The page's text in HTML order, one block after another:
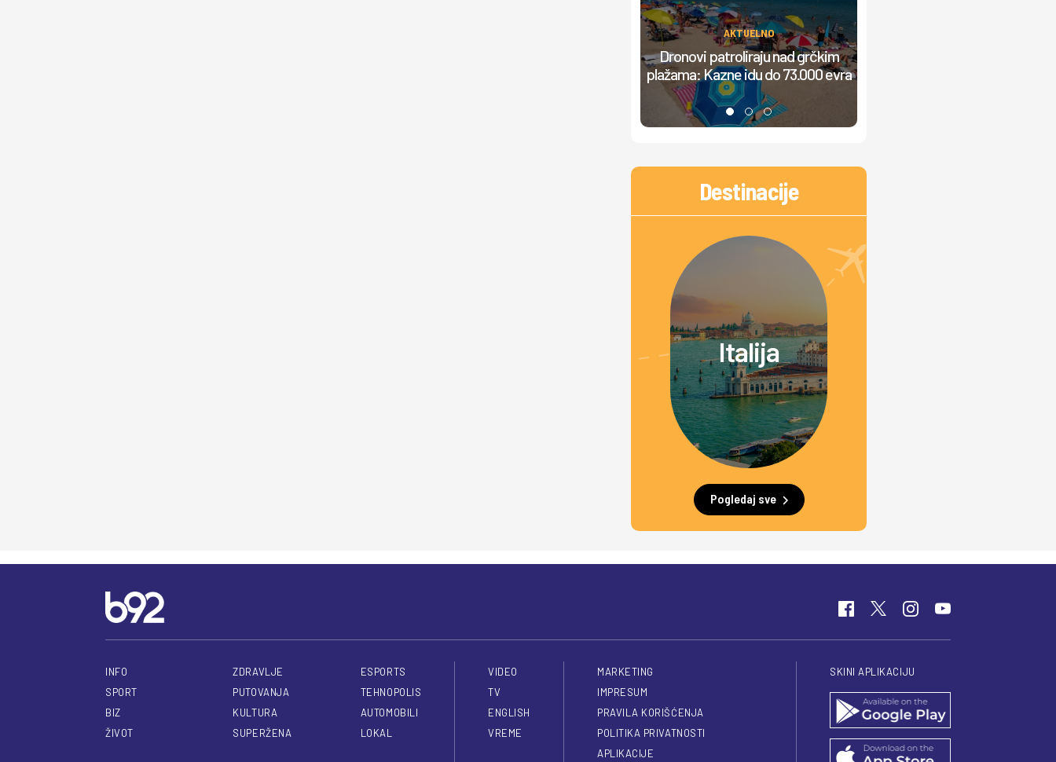
AKTUELNO
Dronovi patroliraju nad grčkim
plažama: Kazne idu do 73.000 evra
Destinacije
Italija
Pogledaj sve
INFO
SPORT
BIZ
ŽIVOT
ZDRAVLJE
PUTOVANJA
KULTURA
SUPERŽENA
ESPORTS
TEHNOPOLIS
AUTOMOBILI
LOKAL
VIDEO
TV
ENGLISH
VREME
MARKETING
IMPRESUM
PRAVILA KORIŠĆENJA
POLITIKA PRIVATNOSTI
APLIKACIJE
SKINI APLIKACIJU